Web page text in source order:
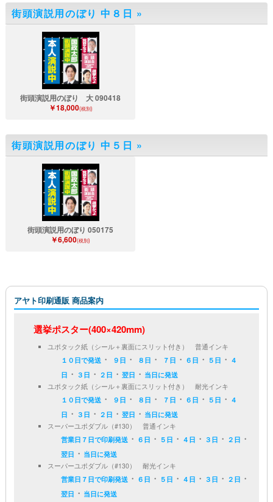
街頭演説用のぼり 中８日 »
街頭演説用のぼり 大 090418
￥18,000(税別)
街頭演説用のぼり 中５日 »
街頭演説用のぼり 050175
￥6,600(税別)
アヤト印刷通販 商品案内
選挙ポスター(400×420mm)
ユポタック紙（シール＋裏面にスリット付き） 普通インキ
１０日で発送 ・ ９日 ・ ８日 ・ ７日 ・ ６日 ・ ５日 ・ ４
日 ・ ３日 ・ ２日 ・翌日 ・ 当日に発送
ユポタック紙（シール＋裏面にスリット付き） 耐光インキ
１０日で発送 ・ ９日 ・ ８日 ・ ７日 ・ ６日 ・ ５日 ・ ４
日 ・ ３日 ・ ２日 ・翌日 ・ 当日に発送
スーパーユポダブル（#130） 普通インキ
営業日７日で印刷発送 ・ ６日 ・ ５日 ・ ４日 ・ ３日 ・ ２日 ・
翌日 ・ 当日に発送
スーパーユポダブル（#130） 耐光インキ
営業日７日で印刷発送 ・ ６日 ・ ５日 ・ ４日 ・ ３日 ・ ２日 ・
翌日 ・ 当日に発送